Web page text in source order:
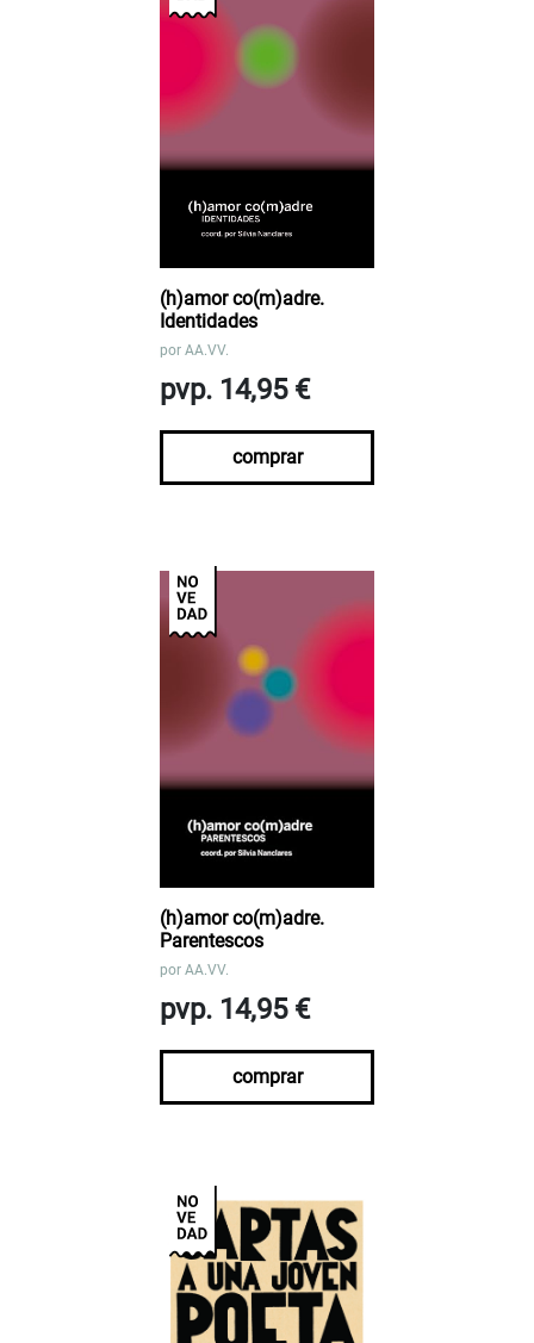
(h)amor co(m)adre.
Identidades
por AA.VV.
pvp. 14,95 €
comprar
(h)amor co(m)adre.
Parentescos
por AA.VV.
pvp. 14,95 €
comprar